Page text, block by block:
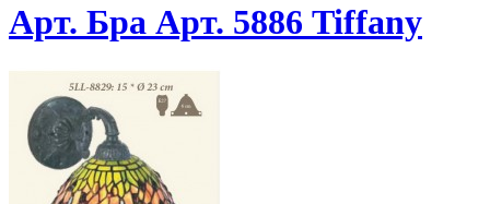
Арт. Бра Арт. 5886 Tiffany